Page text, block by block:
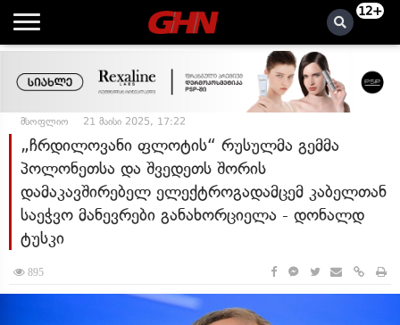
12+
მსოფლიო 21 მაისი 2025, 17:22
„ჩრდილოვანი ფლოტის“ რუსულმა გემმა
პოლონეთსა და შვედეთს შორის
დამაკავშირებელ ელექტროგადამცემ კაბელთან
საეჭვო მანევრები განახორციელა - დონალდ
ტუსკი
895